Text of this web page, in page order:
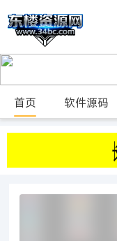
首页 软件源码